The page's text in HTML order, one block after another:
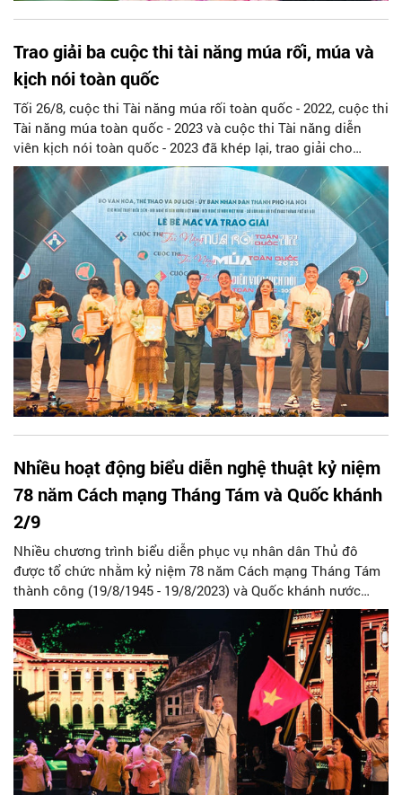
Trao giải ba cuộc thi tài năng múa rối, múa và
kịch nói toàn quốc
Tối 26/8, cuộc thi Tài năng múa rối toàn quốc - 2022, cuộc thi
Tài năng múa toàn quốc - 2023 và cuộc thi Tài năng diễn
viên kịch nói toàn quốc - 2023 đã khép lại, trao giải cho
những nghệ sĩ đã có phần thể hiện xuất sắc.
Nhiều hoạt động biểu diễn nghệ thuật kỷ niệm
78 năm Cách mạng Tháng Tám và Quốc khánh
2/9
Nhiều chương trình biểu diễn phục vụ nhân dân Thủ đô
được tổ chức nhằm kỷ niệm 78 năm Cách mạng Tháng Tám
thành công (19/8/1945 - 19/8/2023) và Quốc khánh nước
Cộng hòa xã hội chủ nghĩa Việt Nam (2/9/1945 - 2/9/2023).